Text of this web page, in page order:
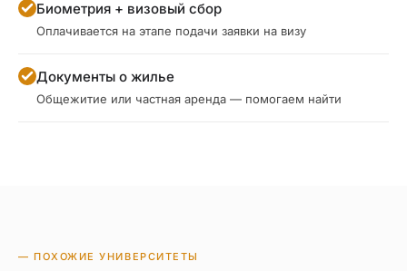
Биометрия + визовый сбор
Оплачивается на этапе подачи заявки на визу
Документы о жилье
Общежитие или частная аренда — помогаем найти
— ПОХОЖИЕ УНИВЕРСИТЕТЫ